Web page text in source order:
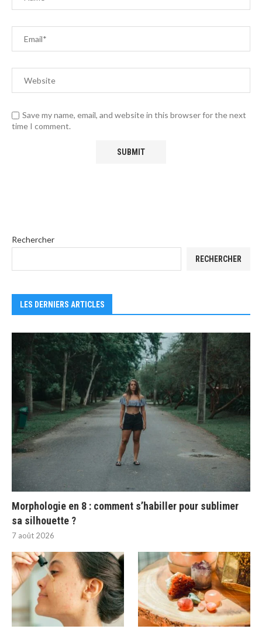
Save my name, email, and website in this browser for the next
time I comment.
Rechercher
RECHERCHER
LES DERNIERS ARTICLES
Morphologie en 8 : comment s’habiller pour sublimer
sa silhouette ?
7 août 2026